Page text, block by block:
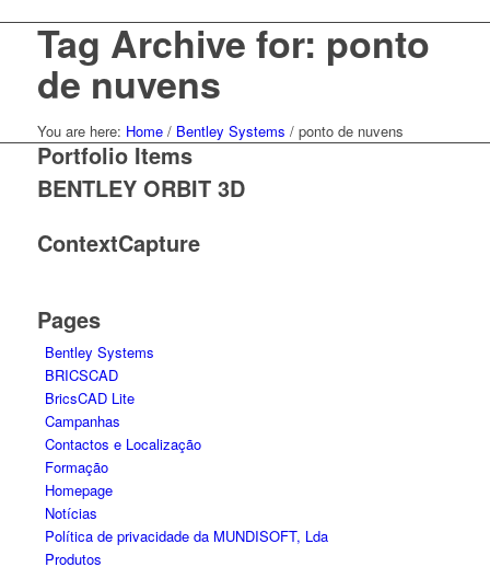
Tag Archive for: ponto
de nuvens
You are here: Home / Bentley Systems / ponto de nuvens
Portfolio Items
BENTLEY ORBIT 3D
ContextCapture
Pages
Bentley Systems
BRICSCAD
BricsCAD Lite
Campanhas
Contactos e Localização
Formação
Homepage
Notícias
Política de privacidade da MUNDISOFT, Lda
Produtos